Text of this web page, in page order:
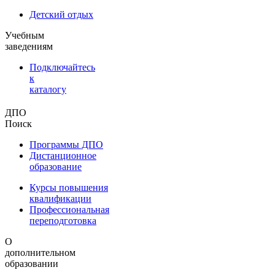
Детский отдых
Учебным
заведениям
Подключайтесь
к
каталогу
ДПО
Поиск
Программы ДПО
Дистанционное
образование
Курсы повышения
квалификации
Профессиональная
переподготовка
О
дополнительном
образовании